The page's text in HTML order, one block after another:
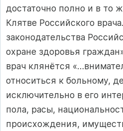
достаточно полно и в то
Клятве Российского
законодательства
охране здоровья
врач клянётся
относиться к больному,
исключительно в его
пола, расы,
происхождения,